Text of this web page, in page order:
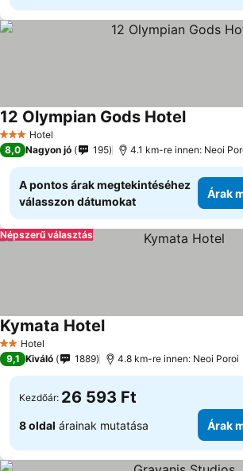
3 Kategória
Hotel
12 Olympian Gods Hotel
8,0 Nagyon jó 195 4.1 km-re innen: Neoi
A pontos árak megtekintéséhez
válasszon dátumokat
Árak
Népszerű választás
2 Kategória
Hotel
Kymata Hotel
9,1 Kiváló 1889 4.8 km-re innen: Neoi Poroi
Kezdőár: 26 593 Ft
8 oldal árainak mutatása Árak